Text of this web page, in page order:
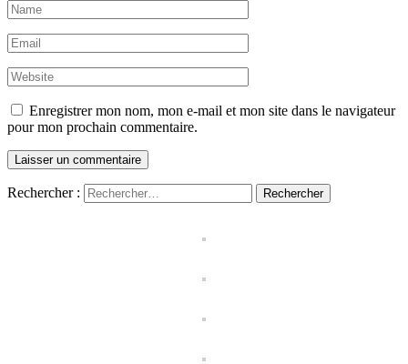
Enregistrer mon nom, mon e-mail et mon site dans le navigateur
pour mon prochain commentaire.
Rechercher :